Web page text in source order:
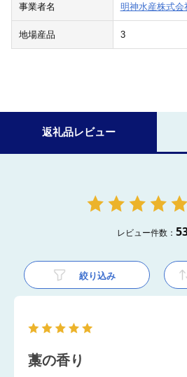
事業者名 明神水産株式会
地場産品 3
返礼品レビュー
レビュー件数：
絞り込み
藁の香り